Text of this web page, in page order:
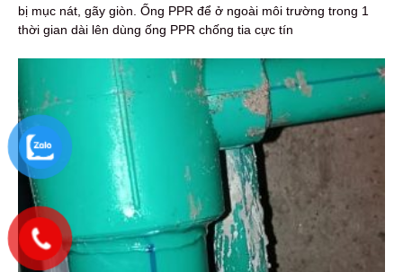
bị mục nát, gãy giòn. Ống PPR để ở ngoài môi trường trong 1
thời gian dài lên dùng ống PPR chống tia cực tín